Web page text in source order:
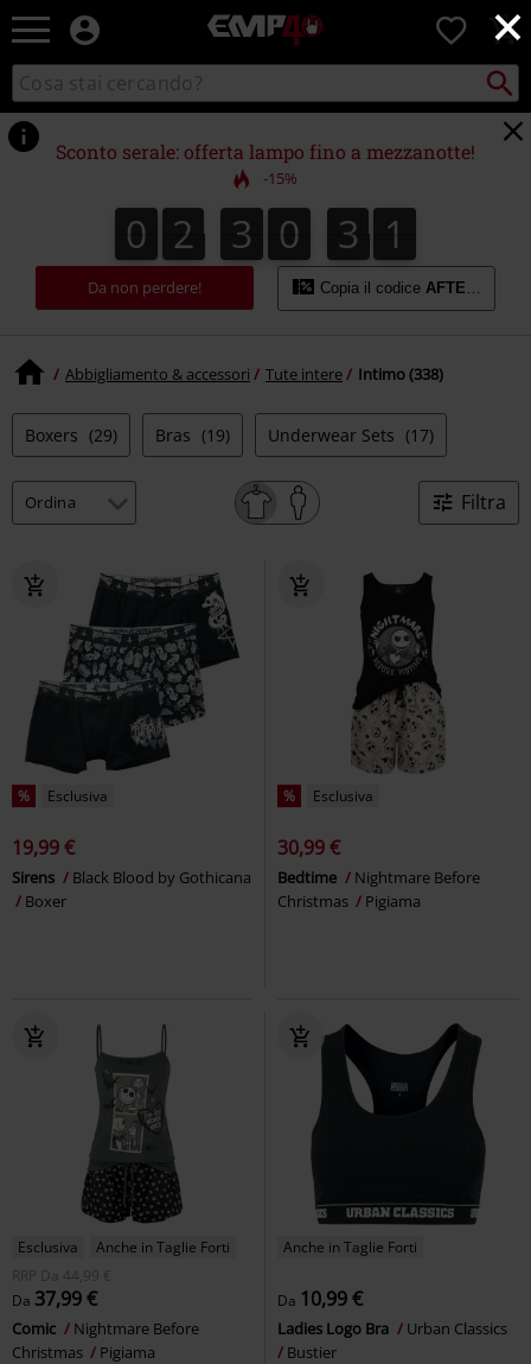
×
EMP
Musica,
Serie
&
Videogame
merch
Abbigliamento
Alternativo
0
Cerca
nel
catalogo
Cerca
Punto
di
ritiro
Sconto serale: offerta lampo fino a mezzanotte!
-15%
0
0 2
2 3
3 0
0 2
3
2
3 9
0
9
1
0
Da non perdere! Copia il codice AFTERWORK
Abbigliamento & accessori Tute intere Intimo (338)
Boxers (29) Bras (19) Underwear Sets (17)
Filtra
% Esclusiva
19,99 €
Sirens
Black Blood by Gothicana
Boxer
% Esclusiva
30,99 €
Bedtime
Nightmare Before
Christmas
Pigiama
Esclusiva
Anche in Taglie Forti
RRP
Da
44,99 €
Da 37,99 €
Comic
Nightmare Before
Christmas
Pigiama
Anche in Taglie Forti
Da 10,99 €
Ladies Logo Bra
Urban Classics
Bustier